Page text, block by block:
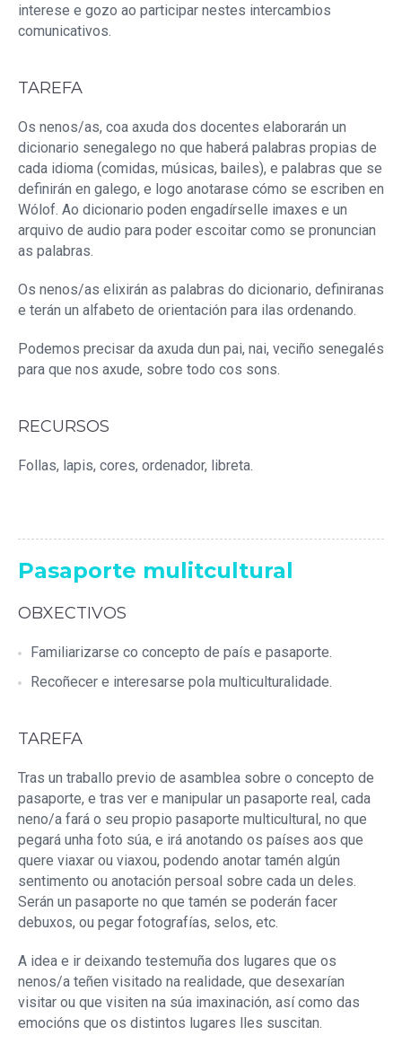
interese e gozo ao participar nestes intercambios
comunicativos.
TAREFA
Os nenos/as, coa axuda dos docentes elaborarán un
dicionario senegalego no que haberá palabras propias de
cada idioma (comidas, músicas, bailes), e palabras que se
definirán en galego, e logo anotarase cómo se escriben en
Wólof. Ao dicionario poden engadírselle imaxes e un
arquivo de audio para poder escoitar como se pronuncian
as palabras.
Os nenos/as elixirán as palabras do dicionario, definiranas
e terán un alfabeto de orientación para ilas ordenando.
Podemos precisar da axuda dun pai, nai, veciño senegalés
para que nos axude, sobre todo cos sons.
RECURSOS
Follas, lapis, cores, ordenador, libreta.
Pasaporte mulitcultural
OBXECTIVOS
Familiarizarse co concepto de país e pasaporte.
Recoñecer e interesarse pola multiculturalidade.
TAREFA
Tras un traballo previo de asamblea sobre o concepto de
pasaporte, e tras ver e manipular un pasaporte real, cada
neno/a fará o seu propio pasaporte multicultural, no que
pegará unha foto súa, e irá anotando os países aos que
quere viaxar ou viaxou, podendo anotar tamén algún
sentimento ou anotación persoal sobre cada un deles.
Serán un pasaporte no que tamén se poderán facer
debuxos, ou pegar fotografías, selos, etc.
A idea e ir deixando testemuña dos lugares que os
nenos/a teñen visitado na realidade, que desexarían
visitar ou que visiten na súa imaxinación, así como das
emocións que os distintos lugares lles suscitan.